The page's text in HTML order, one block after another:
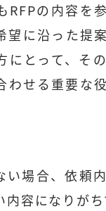
RFPの内容を
望に沿った提
にとって、そ
わせる重要な
い場合、依頼
容になりがち